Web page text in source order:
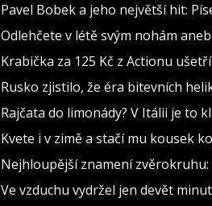
Pavel Bobek a jeho největší hit:
Odlehčete v létě svým nohám
Krabička za 125 Kč z Actionu
Rusko zjistilo, že éra bitevních
Rajčata do limonády? V Itálii je to
Kvete i v zimě a stačí mu kousek
Nejhloupější znamení
Ve vzduchu vydržel jen devět